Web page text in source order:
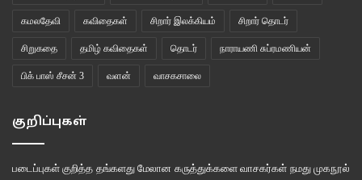
கமலதேவி கவிதைகள் சிறார் இலக்கியம் சிறார் தொடர்
சிறுகதை தமிழ் கவிதைகள் தொடர் நாராயணி சுப்ரமணியன்
பிக் பாஸ் சீசன் 3 வளன் வாசகசாலை
குறிப்புகள்
படைப்புகள் குறித்த தங்களது மேலான கருத்துக்களை வாசகர்கள் நமது முகநூல்